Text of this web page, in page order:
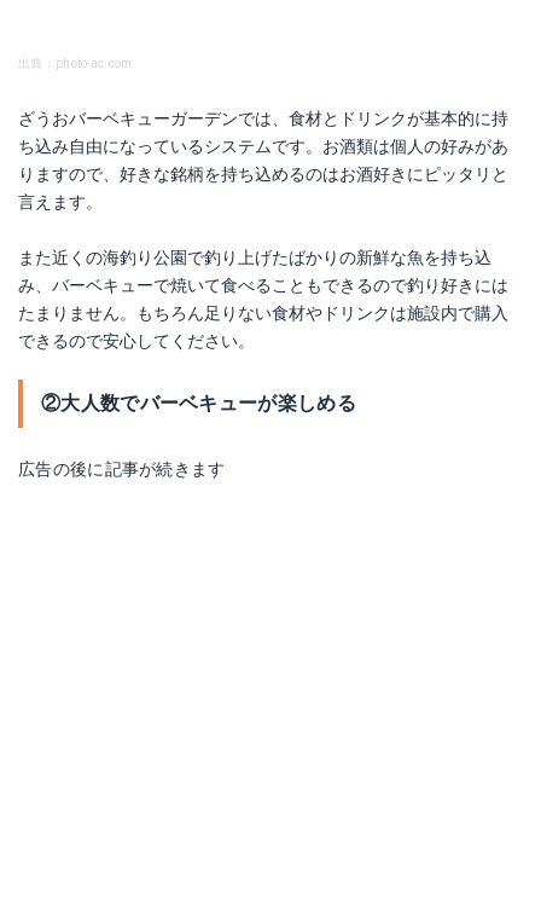
出典：photo-ac.com
ざうおバーベキューガーデンでは、食材とドリンクが基本的に持
ち込み自由になっているシステムです。お酒類は個人の好みがあ
りますので、好きな銘柄を持ち込めるのはお酒好きにピッタリと
言えます。
また近くの海釣り公園で釣り上げたばかりの新鮮な魚を持ち込
み、バーベキューで焼いて食べることもできるので釣り好きには
たまりません。もちろん足りない食材やドリンクは施設内で購入
できるので安心してください。
②大人数でバーベキューが楽しめる
広告の後に記事が続きます